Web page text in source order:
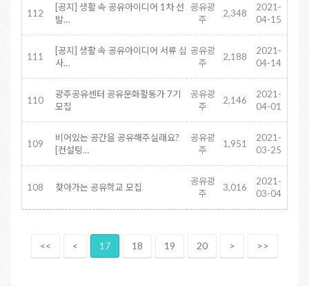
112
[공지] 생활 속 공유아이디어 1차 선
발…
공유광
주
2,348
2021-
04-15
111
[공지] 생활 속 공유아이디어 서류 심
사…
공유광
주
2,188
2021-
04-14
110
광주공유센터 공유문화활동가 7기
모집
공유광
주
2,146
2021-
04-01
109
비어있는 공간을 공유해주실래요?
[컨설팅…
공유광
주
1,951
2021-
03-25
108 찾아가는 공유학교 모집
공유광
주
3,016
2021-
03-04
<< < 17 18 19 20 > >>